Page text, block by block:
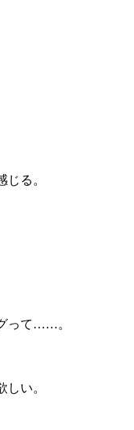
る。
って……。
い。